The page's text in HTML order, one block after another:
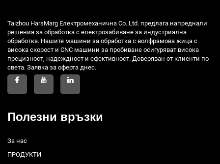
Taizhou HarsMarg Електромеханична Co. Ltd. предлага напреднали
решения за обработка с електрозабиване за индустриална
обработка. Нашите машини за обработка с волфрамова жица с
висока скорост и CNC машини за пробиване осигуряват висока
прецизност, надеждност и ефективност. Доверяван от клиенти по
света. Заявка за оферта днес.
Полезни връзки
За нас
ПРОДУКТИ